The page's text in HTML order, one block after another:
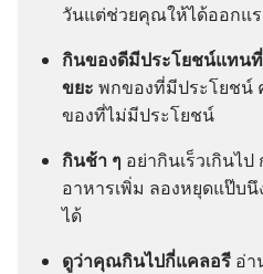
วัน​แต่​ช่วย​คุณ​ให้​ได้​ออก​แร
กิน​ของ​ดี​มี​ประโยชน์​แทน​
ขยะ พก​ของ​ที่​มี​ประโยชน์
ของ​ที่​ไม่​มี​ประโยชน์
กิน​ช้า​ ๆ อย่า​กิน​เร็ว​เกิน​ไ
อาหาร​เพิ่ม ลอง​หยุด​แป๊บ​
ได้
ดู​ว่า​คุณ​กิน​ไป​กี่​แคลอรี อ่า